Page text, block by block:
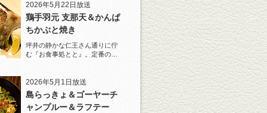
2026年5月22日放送
鶏手羽元 支那天＆かんぱ
ちかぶと焼き
坪井の静かな仁王さん通りに佇
む『お食事処とと』。定番の
2026年5月1日放送
島らっきょ＆ゴーヤーチ
ャンプルー＆ラフテー